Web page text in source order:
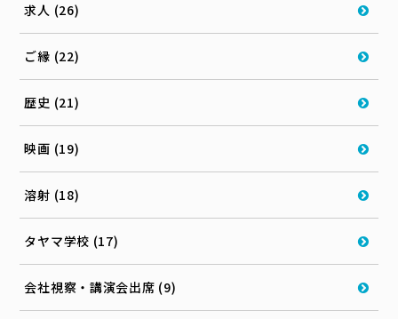
求人 (26)
ご縁 (22)
歴史 (21)
映画 (19)
溶射 (18)
タヤマ学校 (17)
会社視察・講演会出席 (9)